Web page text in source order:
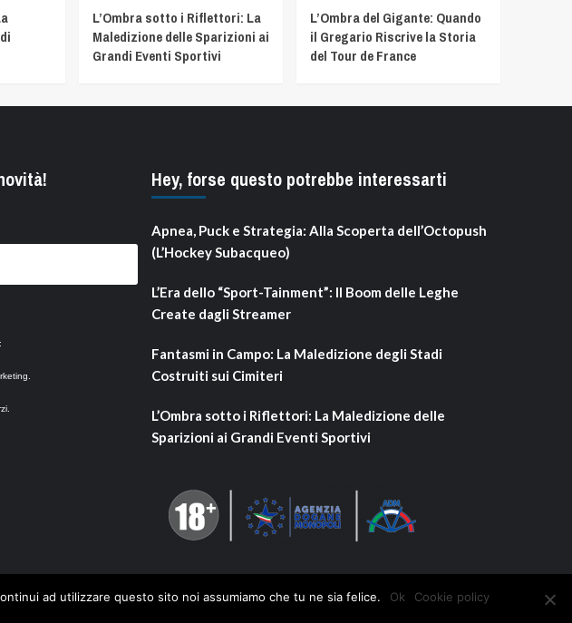
L’Ombra sotto i Riflettori: La
Maledizione delle Sparizioni ai
Grandi Eventi Sportivi
L’Ombra del Gigante: Quando
il Gregario Riscrive la Storia
del Tour de France
Hey, forse questo potrebbe interessarti
Apnea, Puck e Strategia: Alla Scoperta dell’Octopush
(L’Hockey Subacqueo)
L’Era dello “Sport-Tainment”: Il Boom delle Leghe
Create dagli Streamer
Fantasmi in Campo: La Maledizione degli Stadi
Costruiti sui Cimiteri
L’Ombra sotto i Riflettori: La Maledizione delle
Sparizioni ai Grandi Eventi Sportivi
ad utilizzare questo sito noi assumiamo che tu ne sia felice. Ok Cookie policy